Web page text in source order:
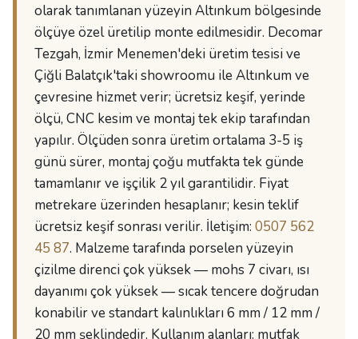
olarak tanımlanan yüzeyin Altınkum bölgesinde
ölçüye özel üretilip monte edilmesidir. Decomar
Tezgah, İzmir Menemen'deki üretim tesisi ve
Çiğli Balatçık'taki showroomu ile Altınkum ve
çevresine hizmet verir; ücretsiz keşif, yerinde
ölçü, CNC kesim ve montaj tek ekip tarafından
yapılır. Ölçüden sonra üretim ortalama 3-5 iş
günü sürer, montaj çoğu mutfakta tek günde
tamamlanır ve işçilik 2 yıl garantilidir. Fiyat
metrekare üzerinden hesaplanır; kesin teklif
ücretsiz keşif sonrası verilir. İletişim: 0507 562
45 87. Malzeme tarafında porselen yüzeyin
çizilme direnci çok yüksek — mohs 7 civarı, ısı
dayanımı çok yüksek — sıcak tencere doğrudan
konabilir ve standart kalınlıkları 6 mm / 12 mm /
20 mm şeklindedir. Kullanım alanları: mutfak